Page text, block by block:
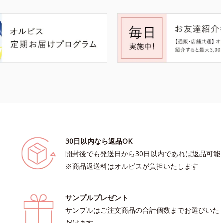
30日以内なら返品OK
開封後でも発送日から30日以内であれば返品可能
※商品返送料はオルビスが負担いたします
サンプルプレゼント
サンプルはご注文商品の合計個数までお選びいた